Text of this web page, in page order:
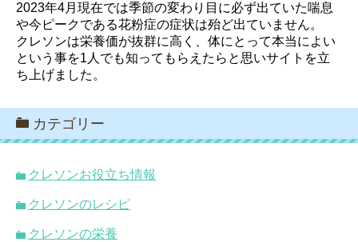
2023年4月現在では季節の変わり目に必ず出ていた喘息
や今ピークである花粉症の症状は殆ど出ていません。
クレソンは栄養価が抜群に高く、体にとって本当によい
という事を1人でも知ってもらえたらと思いサイトを立
ち上げました。
カテゴリー
クレソンお役立ち情報
クレソンのレシピ
クレソンの栄養